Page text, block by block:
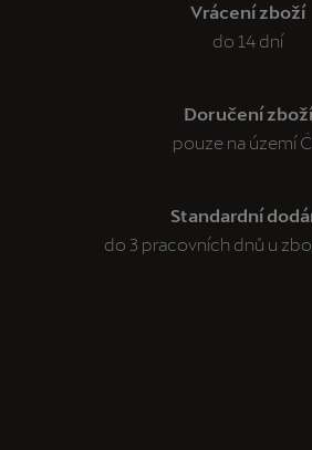
Vrácení zboží
do 14 dní
Doručení zboží
pouze na území
Standardní
do 3 pracovních dnů u